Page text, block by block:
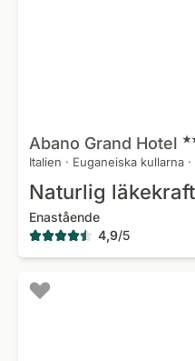
Abano Grand Hotel
Italien · Euganeiska kullarna ·
Enastående
4,9/5